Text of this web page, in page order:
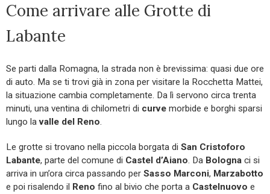
Come arrivare alle Grotte di
Labante
Se parti dalla Romagna, la strada non è brevissima: quasi due ore
di auto. Ma se ti trovi già in zona per visitare la Rocchetta Mattei,
la situazione cambia completamente. Da lì servono circa trenta
minuti, una ventina di chilometri di curve morbide e borghi sparsi
lungo lavalle del Reno.
Le grotte si trovano nella piccola borgata di San Cristoforo
Labante, parte del comune di Castel d’Aiano. Da Bologna ci si
arriva in un’ora circa passando per Sasso Marconi, Marzabotto
e poi risalendo il
Reno fino al bivio che porta a Castelnuovo e